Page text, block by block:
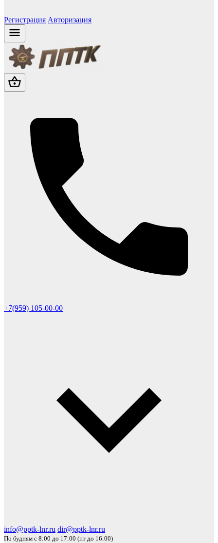
Регистрация Авторизация
+7(959) 105-00-00
info@pptk-lnr.ru dir@pptk-lnr.ru
По будням с 8:00 до 17:00 (пт до 16:00)